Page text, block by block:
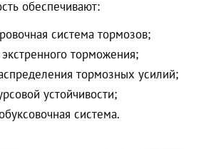
обеспечивают:
система тормозов;
торможения;
тормозных усилий;
устойчивости;
система.